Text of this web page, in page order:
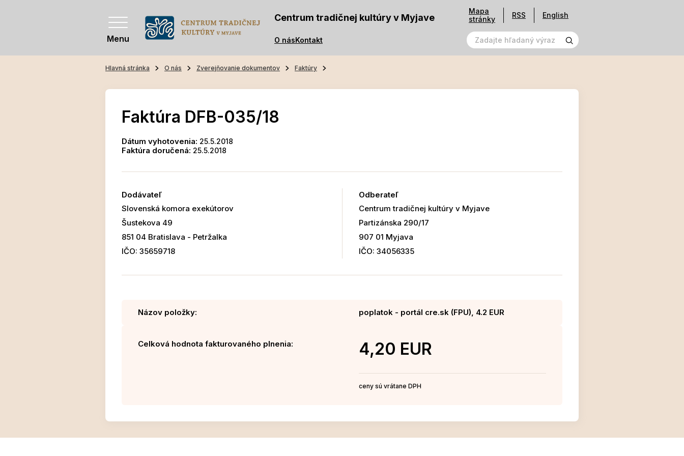
Menu
Centrum tradičnej kultúry v Myjave
O násKontakt
Mapa
stránky
RSS English
Hlavná stránka O nás Zverejňovanie dokumentov Faktúry
Faktúra DFB-035/18
Dátum vyhotovenia: 25.5.2018
Faktúra doručená: 25.5.2018
Dodávateľ
Slovenská komora exekútorov
Šustekova 49
851 04 Bratislava - Petržalka
IČO: 35659718
Odberateľ
Centrum tradičnej kultúry v Myjave
Partizánska 290/17
907 01 Myjava
IČO: 34056335
Názov položky: poplatok - portál cre.sk (FPU), 4.2 EUR
Celková hodnota fakturovaného plnenia: 4,20 EUR
ceny sú vrátane DPH